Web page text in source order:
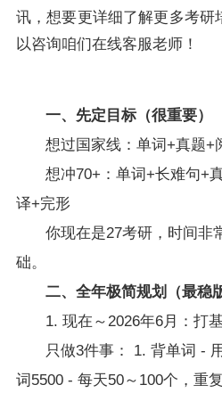
讯，想要更详细了解更多考研
以咨询咱们在线客服老师！
一、先定目标（很重要）
想过国家线：单词+真题+
想冲70+：单词+长难句+
译+完形
你现在是27考研，时间非
础。
二、全年极简规划（最稳
1. 现在～2026年6月：打
只做3件事： 1. 背单词 -
词5500 - 每天50～100个，重